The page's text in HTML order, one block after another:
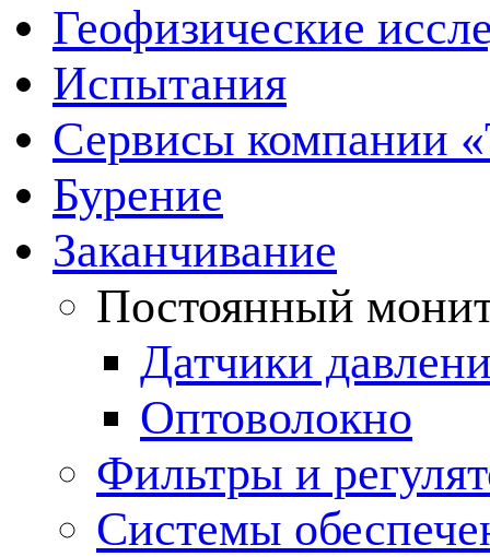
Геофизические
Испытания
Сервисы компании
Бурение
Заканчивание
Постоянный
Датчики
Оптоволокно
Фильтры и
Cистемы